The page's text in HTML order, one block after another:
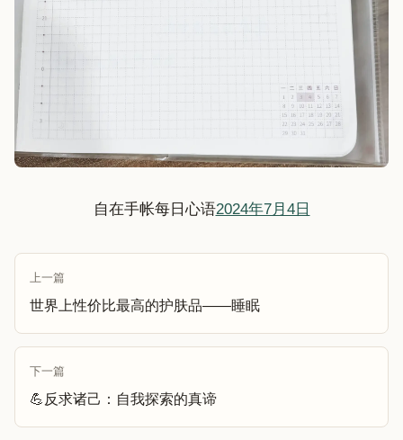
自在手帐每日心语2024年7月4日
上一篇
世界上性价比最高的护肤品——睡眠
下一篇
💪反求诸己：自我探索的真谛